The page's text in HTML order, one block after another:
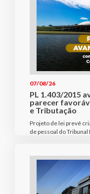
07/08/26
PL 1.403/2015
parecer
e Tributação
Projeto de lei prevê
de pessoal do Tribunal